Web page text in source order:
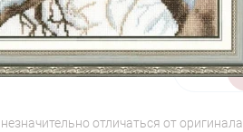
1/4
отличаться от оригинала